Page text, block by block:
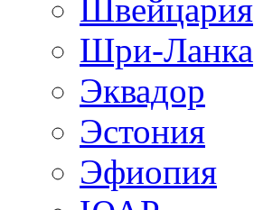
Швейцария
Шри-Ланка
Эквадор
Эстония
Эфиопия